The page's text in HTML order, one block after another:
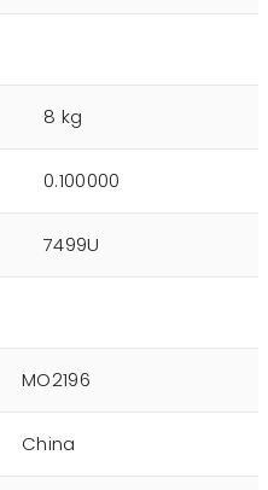
8 kg
0.100000
7499U
MO2196
China